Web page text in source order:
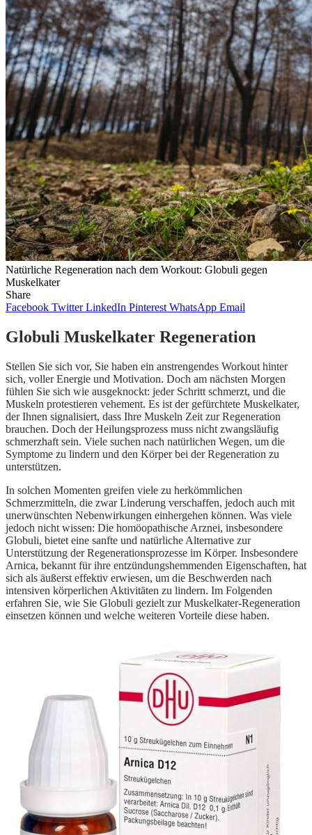
Natürliche Regeneration nach dem Workout: Globuli gegen
Muskelkater
Share
Facebook Twitter LinkedIn Pinterest WhatsApp Email
Globuli Muskelkater Regeneration
Stellen Sie sich vor, Sie haben ein anstrengendes Workout hinter
sich, voller Energie und Motivation. Doch am nächsten Morgen
fühlen Sie sich wie ausgeknockt: jeder Schritt schmerzt, und die
Muskeln protestieren vehement. Es ist der gefürchtete Muskelkater,
der Ihnen signalisiert, dass Ihre Muskeln Zeit zur Regeneration
brauchen. Doch der Heilungsprozess muss nicht zwangsläufig
schmerzhaft sein. Viele suchen nach natürlichen Wegen, um die
Symptome zu lindern und den Körper bei der Regeneration zu
unterstützen.
In solchen Momenten greifen viele zu herkömmlichen
Schmerzmitteln, die zwar Linderung verschaffen, jedoch auch mit
unerwünschten Nebenwirkungen einhergehen können. Was viele
jedoch nicht wissen: Die homöopathische Arznei, insbesondere
Globuli, bietet eine sanfte und natürliche Alternative zur
Unterstützung der Regenerationsprozesse im Körper. Insbesondere
Arnica, bekannt für ihre entzündungshemmenden Eigenschaften, hat
sich als äußerst effektiv erwiesen, um die Beschwerden nach
intensiven körperlichen Aktivitäten zu lindern. Im Folgenden
erfahren Sie, wie Sie Globuli gezielt zur Muskelkater-Regeneration
einsetzen können und welche weiteren Vorteile diese haben.